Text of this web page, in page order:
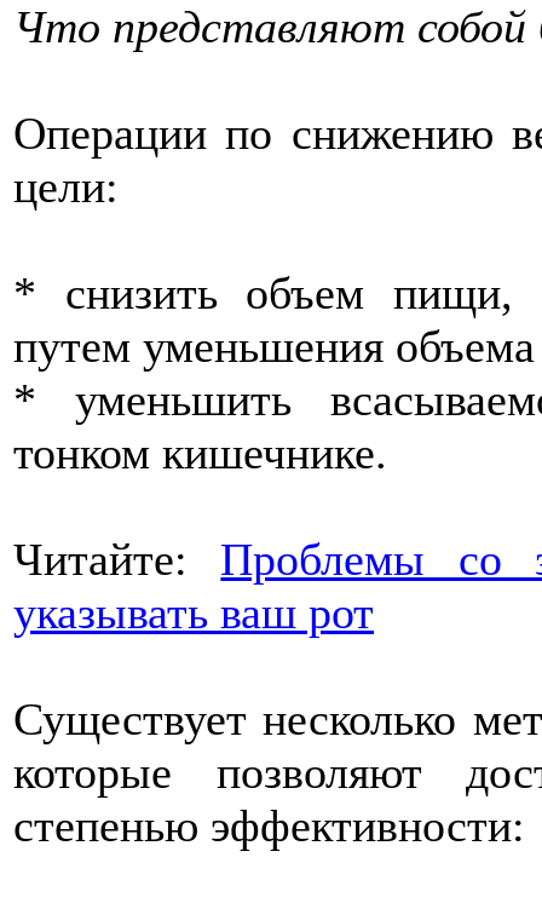
Что представляют собой
Операции по снижению
цели:
* снизить объем пищи,
путем уменьшения
* уменьшить
тонком кишечнике.
Читайте: Проблемы со
указывать ваш рот
Существует несколько
которые позволяют
степенью эффективности: